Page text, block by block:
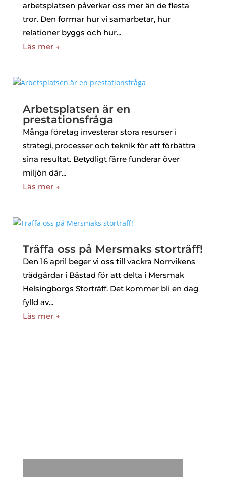
arbetsplatsen påverkar oss mer än de flesta
tror. Den formar hur vi samarbetar, hur
relationer byggs och hur...
Läs mer →
Arbetsplatsen är en
prestationsfråga
Många företag investerar stora resurser i
strategi, processer och teknik för att förbättra
sina resultat. Betydligt färre funderar över
miljön där...
Läs mer →
Träffa oss på Mersmaks storträff!
Den 16 april beger vi oss till vackra Norrvikens
trädgårdar i Båstad för att delta i Mersmak
Helsingborgs Storträff. Det kommer bli en dag
fylld av...
Läs mer →